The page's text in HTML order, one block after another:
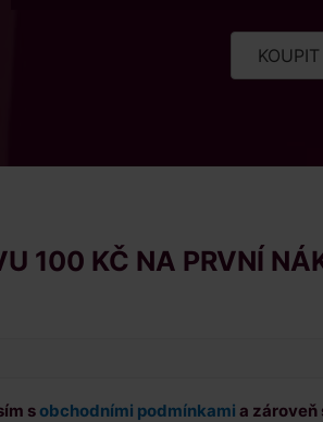
KOUPIT
100 KČ NA PRVNÍ
s obchodními podmínkami a zároveň